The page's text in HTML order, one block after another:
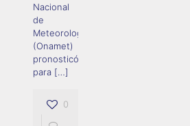
Nacional
de
Meteorología
(Onamet)
pronosticó
para […]
0